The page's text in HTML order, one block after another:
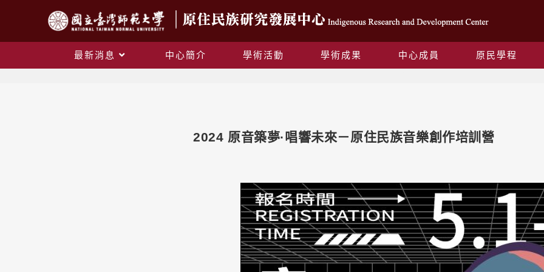
最新消息 中心簡介 學術活動 學術成果 中心成員
原民學程
2024 原音築夢·唱響未來－原住民族音樂創作培訓營